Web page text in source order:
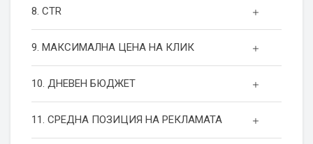
8. CTR
9. МАКСИМАЛНА ЦЕНА НА КЛИК
10. ДНЕВЕН БЮДЖЕТ
11. СРЕДНА ПОЗИЦИЯ НА РЕКЛАМАТА